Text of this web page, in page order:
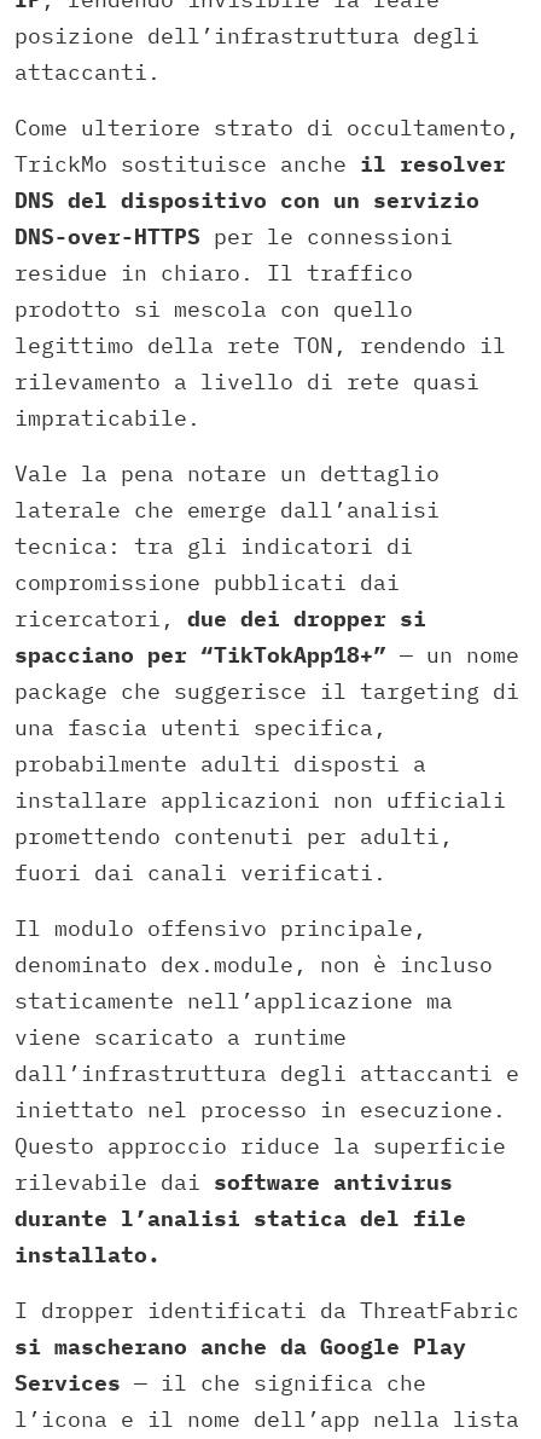
posizione dell’infrastruttura degli
attaccanti.
Come ulteriore strato di occultamento,
TrickMo sostituisce anche il resolver
DNS del dispositivo con un servizio
DNS-over-HTTPS per le connessioni
residue in chiaro. Il traffico
prodotto si mescola con quello
legittimo della rete TON, rendendo il
rilevamento a livello di rete quasi
impraticabile.
Vale la pena notare un dettaglio
laterale che emerge dall’analisi
tecnica: tra gli indicatori di
compromissione pubblicati dai
ricercatori, due dei dropper si
spacciano per “TikTokApp18+” — un nome
package che suggerisce il targeting di
una fascia utenti specifica,
probabilmente adulti disposti a
installare applicazioni non ufficiali
promettendo contenuti per adulti,
fuori dai canali verificati.
Il modulo offensivo principale,
denominato dex.module , non è incluso
staticamente nell’applicazione ma
viene scaricato a runtime
dall’infrastruttura degli attaccanti e
iniettato nel processo in esecuzione.
Questo approccio riduce la superficie
rilevabile dai software antivirus
durante l’analisi statica del file
installato.
I dropper identificati da ThreatFabric
si mascherano anche da Google Play
Services — il che significa che
l’icona e il nome dell’app nella lista